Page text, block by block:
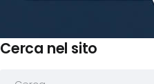
Cerca nel sito